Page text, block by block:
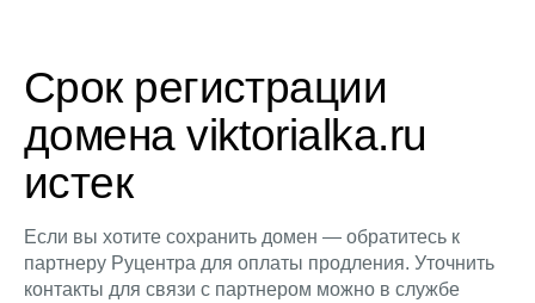
Срок регистрации
домена viktorialka.ru
истек
Если вы хотите сохранить домен — обратитесь к
партнеру Руцентра для оплаты продления. Уточнить
контакты для связи с партнером можно в службе